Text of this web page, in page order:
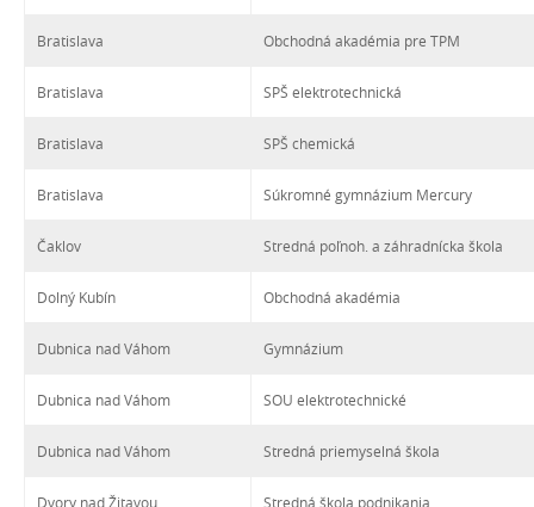
Bratislava Obchodná akadémia pre TPM
Bratislava SPŠ elektrotechnická
Bratislava SPŠ chemická
Bratislava Súkromné gymnázium Mercury
Čaklov Stredná poľnoh. a záhradnícka škola
Dolný Kubín Obchodná akadémia
Dubnica nad Váhom Gymnázium
Dubnica nad Váhom SOU elektrotechnické
Dubnica nad Váhom Stredná priemyselná škola
Dvory nad Žitavou Stredná škola podnikania